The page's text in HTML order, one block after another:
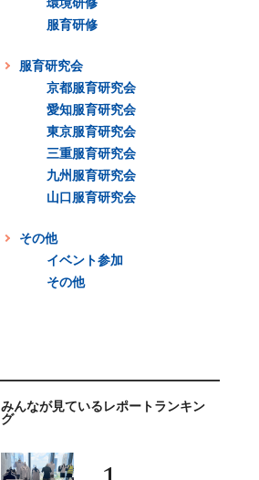
服育研修
服育研究会
京都服育研究会
愛知服育研究会
東京服育研究会
三重服育研究会
九州服育研究会
山口服育研究会
その他
イベント参加
その他
みんなが見ているレポートランキン
グ